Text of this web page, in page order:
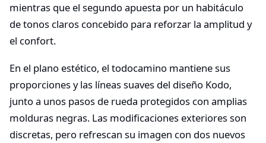
mientras que el segundo apuesta por un habitáculo
de tonos claros concebido para reforzar la amplitud y
el confort.
En el plano estético, el todocamino mantiene sus
proporciones y las líneas suaves del diseño Kodo,
junto a unos pasos de rueda protegidos con amplias
molduras negras. Las modificaciones exteriores son
discretas, pero refrescan su imagen con dos nuevos